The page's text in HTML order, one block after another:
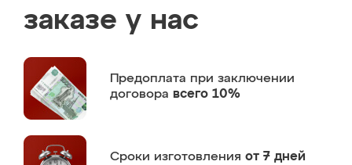
заказе у нас
Предоплата при заключении
договора всего 10%
Сроки изготовления от 7 дней